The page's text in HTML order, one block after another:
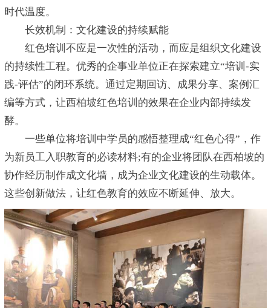
时代温度。
长效机制：文化建设的持续赋能
红色培训不应是一次性的活动，而应是组织文化建设
的持续性工程。优秀的企事业单位正在探索建立“培训-实
践-评估”的闭环系统。通过定期回访、成果分享、案例汇
编等方式，让西柏坡红色培训的效果在企业内部持续发
酵。
一些单位将培训中学员的感悟整理成“红色心得”，作
为新员工入职教育的必读材料;有的企业将团队在西柏坡的
协作经历制作成文化墙，成为企业文化建设的生动载体。
这些创新做法，让红色教育的效应不断延伸、放大。